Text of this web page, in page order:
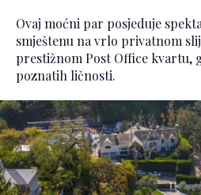
Ovaj moćni par posjeduje
smještenu na vrlo privatnom
prestižnom Post Office kvartu,
poznatih ličnosti.